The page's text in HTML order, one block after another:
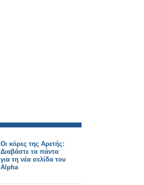
Οι κόρες της Αρετής:
Διαβάστε τα πάντα
για τη νέα σελίδα του
Alpha